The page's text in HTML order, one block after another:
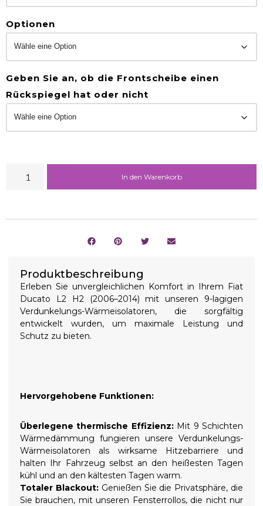
Optionen
Geben Sie an, ob die Frontscheibe einen
Rückspiegel hat oder nicht
In den Warenkorb
Produktbeschreibung
Erleben Sie unvergleichlichen Komfort in Ihrem Fiat
Ducato L2 H2 (2006–2014) mit unseren 9-lagigen
Verdunkelungs-Wärmeisolatoren, die sorgfältig
entwickelt wurden, um maximale Leistung und
Schutz zu bieten.
Hervorgehobene Funktionen:
Überlegene thermische Effizienz:Mit 9 Schichten
Wärmedämmung fungieren unsere Verdunkelungs-
Wärmeisolatoren als wirksame Hitzebarriere und
halten Ihr Fahrzeug selbst an den heißesten Tagen
kühl und an den kältesten Tagen warm.
Totaler Blackout:Genießen Sie die Privatsphäre, die
Sie brauchen, mit unseren Fensterrollos, die nicht nur